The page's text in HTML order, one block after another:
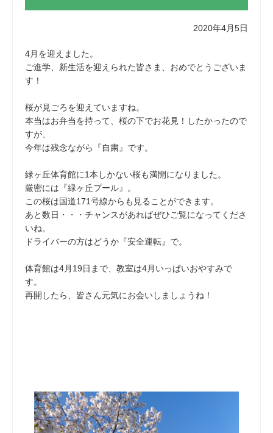
2020年4月5日
4月を迎えました。
ご進学、新生活を迎えられた皆さま、おめでとうございま
す！
桜が見ごろを迎えていますね。
本当はお弁当を持って、桜の下でお花見！したかったので
すが、
今年は残念ながら『自粛』です。
緑ヶ丘体育館に1本しかない桜も満開になりました。
厳密には『緑ヶ丘プール』。
この桜は国道171号線からも見ることができます。
あと数日・・・チャンスがあればぜひご覧になってくださ
いね。
ドライバーの方はどうか『安全運転』で。
体育館は4月19日まで、教室は4月いっぱいおやすみで
す。
再開したら、皆さん元気にお会いしましょうね！